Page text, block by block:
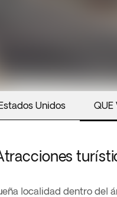
Unidos QUE
localidad dentro del
Motor